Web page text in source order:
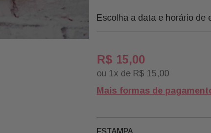
Escolha a data e horário de
R$ 15,00
ou 1 x de R$ 15,00
Mais formas de
ESTAMPA